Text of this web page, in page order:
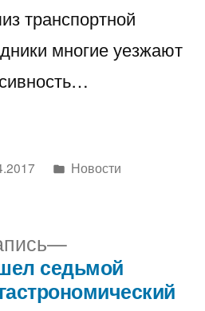
транспортной
многие уезжают
Написано
Новости
Следующая
запись:
седьмой